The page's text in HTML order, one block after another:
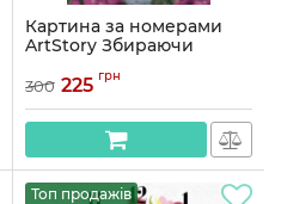
Картина за номерами
ArtStory Збираючи
Артикул:AS1006
300 225 грн
Топ продажів